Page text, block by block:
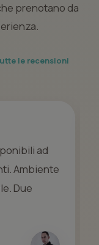
prenotano da
le recensioni
ad
Ambiente
Due